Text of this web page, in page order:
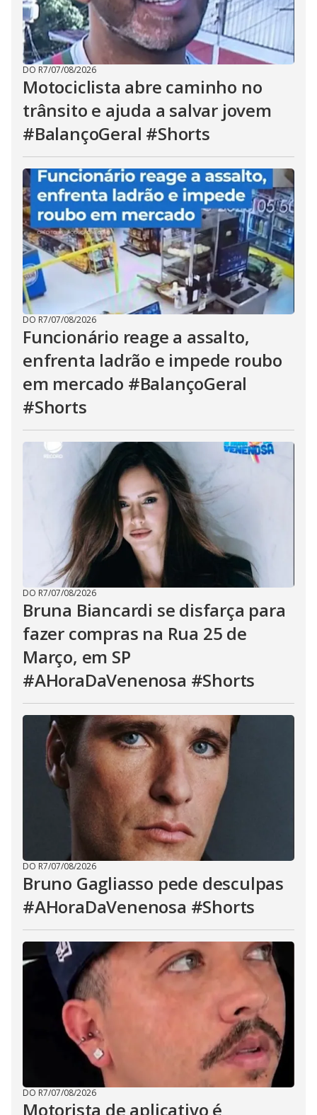
DO R7/07/08/2026
Motociclista abre caminho no
trânsito e ajuda a salvar jovem
#BalançoGeral #Shorts
DO R7/07/08/2026
Funcionário reage a assalto,
enfrenta ladrão e impede roubo
em mercado #BalançoGeral
#Shorts
DO R7/07/08/2026
Bruna Biancardi se disfarça para
fazer compras na Rua 25 de
Março, em SP
#AHoraDaVenenosa #Shorts
DO R7/07/08/2026
Bruno Gagliasso pede desculpas
#AHoraDaVenenosa #Shorts
DO R7/07/08/2026
Motorista de aplicativo é